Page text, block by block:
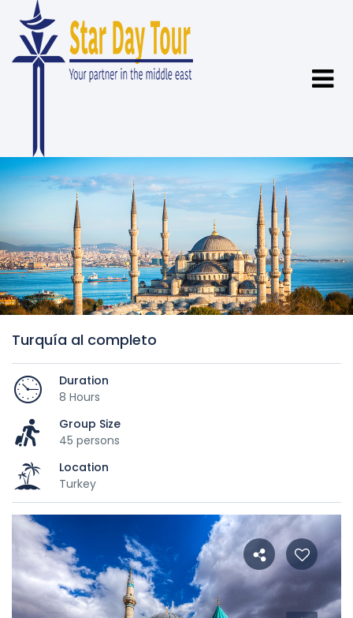
Turquía al completo
Duration
8 Hours
Group Size
45 persons
Location
Turkey